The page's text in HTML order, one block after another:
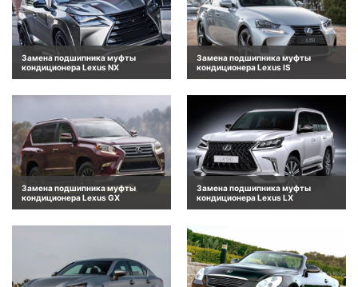
Замена подшипника муфты
кондиционера Lexus NX
Замена подшипника муфты
кондиционера Lexus IS
Замена подшипника муфты
кондиционера Lexus GX
Замена подшипника муфты
кондиционера Lexus LX